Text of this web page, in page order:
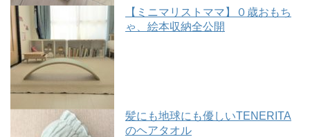
【ミニマリストママ】０歳おもち
ゃ、絵本収納全公開
髪にも地球にも優しいTENERITA
のヘアタオル